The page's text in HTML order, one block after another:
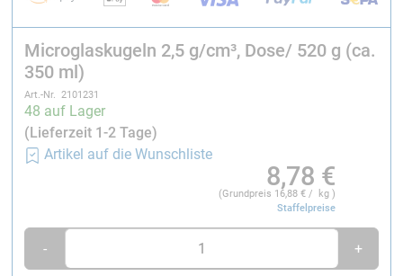
Microglaskugeln 2,5 g/cm³, Dose/ 520 g (ca.
350 ml)
Art.-Nr. 2101231
48 auf Lager
(Lieferzeit 1-2 Tage)
Artikel auf die Wunschliste
8,78 €
(Grundpreis 16,88 € / kg )
Staffelpreise
- +